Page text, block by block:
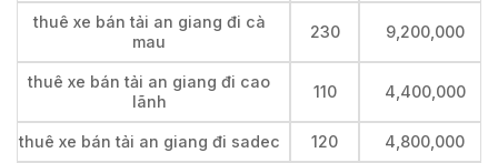
thuê xe bán tải an giang đi cà
mau
230 9,200,000
thuê xe bán tải an giang đi cao
lãnh
110 4,400,000
thuê xe bán tải an giang đi sadec 120 4,800,000